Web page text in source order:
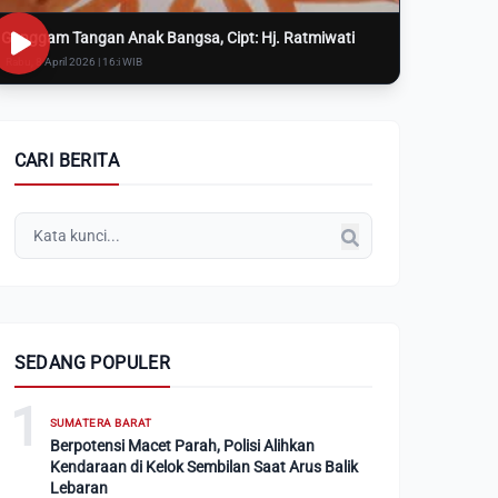
Genggam Tangan Anak Bangsa, Cipt: Hj. Ratmiwati
Rabu, 8 April 2026 | 16:i WIB
CARI BERITA
SEDANG POPULER
1 SUMATERA BARAT
Berpotensi Macet Parah, Polisi Alihkan
Kendaraan di Kelok Sembilan Saat Arus Balik
Lebaran